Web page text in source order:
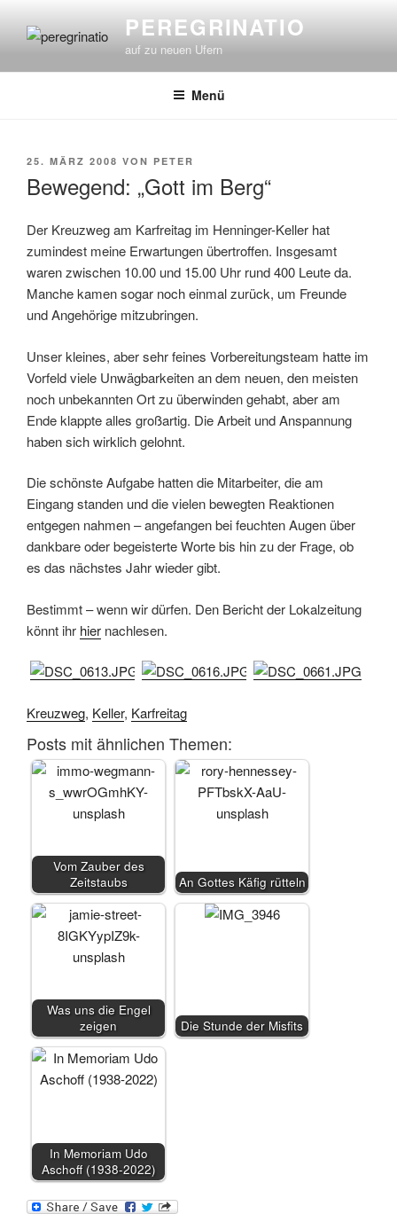
Inhalt
PEREGRINATIO
auf zu neuen Ufern
Menü
VERÖFFENTLICHT
25. MÄRZ 2008 VON PETER
Bewegend: „Gott im Berg“
Der Kreuzweg am Karfreitag im Henninger-Keller hat
zumindest meine Erwartungen übertroffen. Insgesamt
waren zwischen 10.00 und 15.00 Uhr rund 400 Leute da.
Manche kamen sogar noch einmal zurück, um Freunde
und Angehörige mitzubringen.
Unser kleines, aber sehr feines Vorbereitungsteam hatte im
Vorfeld viele Unwägbarkeiten an dem neuen, den meisten
noch unbekannten Ort zu überwinden gehabt, aber am
Ende klappte alles großartig. Die Arbeit und Anspannung
haben sich wirklich gelohnt.
Die schönste Aufgabe hatten die Mitarbeiter, die am
Eingang standen und die vielen bewegten Reaktionen
entgegen nahmen – angefangen bei feuchten Augen über
dankbare oder begeisterte Worte bis hin zu der Frage, ob
es das nächstes Jahr wieder gibt.
Bestimmt – wenn wir dürfen. Den Bericht der Lokalzeitung
könnt ihr hier nachlesen.
Kreuzweg, Keller, Karfreitag
Posts mit ähnlichen Themen:
Vom Zauber des
Zeitstaubs
An Gottes Käfig rütteln
Was uns die Engel
zeigen
Die Stunde der Misfits
In Memoriam Udo
Aschoff (1938-2022)